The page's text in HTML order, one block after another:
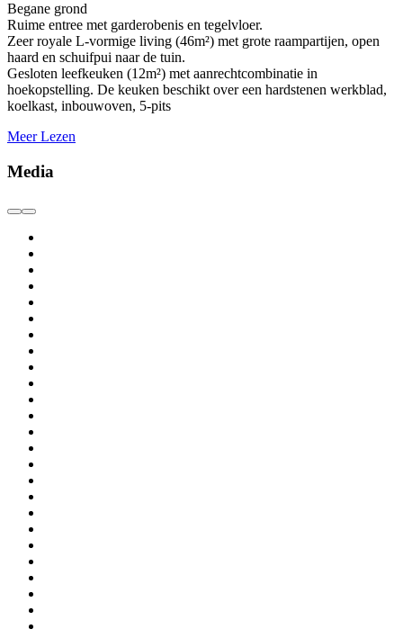
Begane grond
Ruime entree met garderobenis en tegelvloer.
Zeer royale L-vormige living (46m²) met grote raampartijen, open
haard en schuifpui naar de tuin.
Gesloten leefkeuken (12m²) met aanrechtcombinatie in
hoekopstelling. De keuken beschikt over een hardstenen werkblad,
koelkast, inbouwoven, 5-pits
Meer Lezen
Media